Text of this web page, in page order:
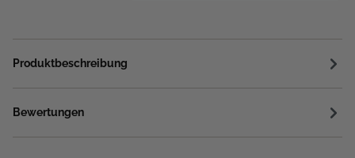
Produktbeschreibung
Bewertungen